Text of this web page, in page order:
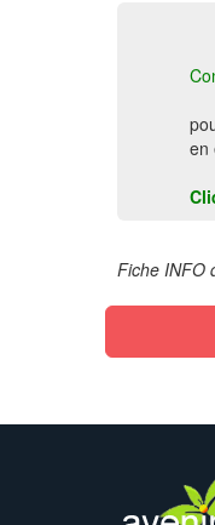
en
Fiche INFO